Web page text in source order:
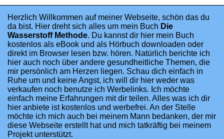
Herzlich Willkommen auf meiner Webseite, schön das du
da bist. Hier dreht sich alles um mein Buch Die
Wasserstoff Methode. Du kannst dir hier mein Buch
kostenlos als eBook und als Hörbuch downloaden oder
direkt im Browser lesen bzw. hören. Natürlich berichte ich
hier auch noch über andere gesundheitliche Themen, die
mir persönlich am Herzen liegen. Schau dich einfach in
Ruhe um und keine Angst, ich will dir hier weder was
verkaufen noch benutze ich Werbelinks. Ich möchte
einfach meine Erfahrungen mit dir teilen. Alles was ich dir
hier anbiete ist kostenlos und werbefrei. An der Stelle
möchte ich mich auch bei meinem Mann bedanken, der mir
diese Webseite erstellt hat und mich tatkräftig bei meinem
Projekt unterstützt.